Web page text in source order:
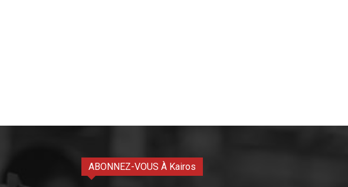
ABONNEZ-VOUS À Kairos